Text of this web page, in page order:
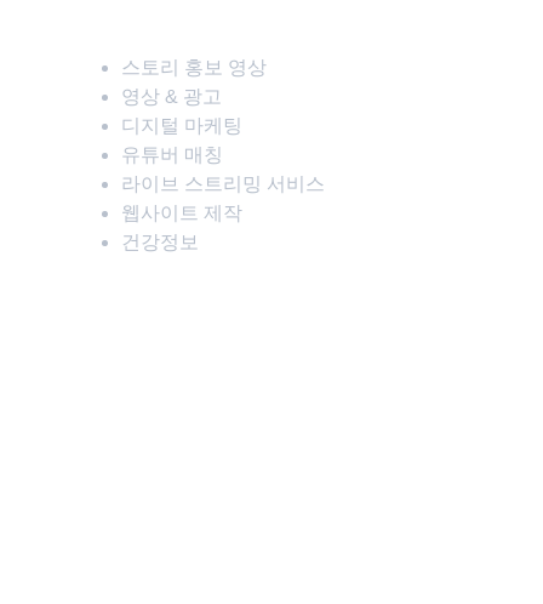
스토리 홍보 영상
영상 & 광고
디지털 마케팅
유튜버 매칭
라이브 스트리밍 서비스
웹사이트 제작
건강정보